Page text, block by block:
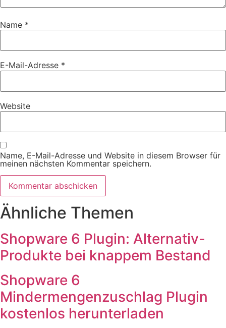
Name *
E-Mail-Adresse *
Website
Name, E-Mail-Adresse und Website in diesem Browser für
meinen nächsten Kommentar speichern.
Ähnliche Themen
Shopware 6 Plugin: Alternativ-
Produkte bei knappem Bestand
Shopware 6
Mindermengenzuschlag Plugin
kostenlos herunterladen